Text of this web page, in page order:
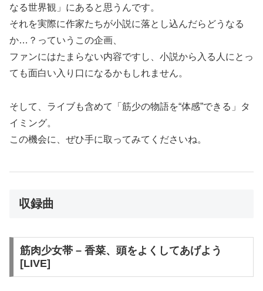
なる世界観」にあると思うんです。
それを実際に作家たちが小説に落とし込んだらどうなる
か…？っていうこの企画、
ファンにはたまらない内容ですし、小説から入る人にとっ
ても面白い入り口になるかもしれません。
そして、ライブも含めて「筋少の物語を“体感”できる」タ
イミング。
この機会に、ぜひ手に取ってみてくださいね。
収録曲
筋肉少女帯 – 香菜、頭をよくしてあげよう
[LIVE]